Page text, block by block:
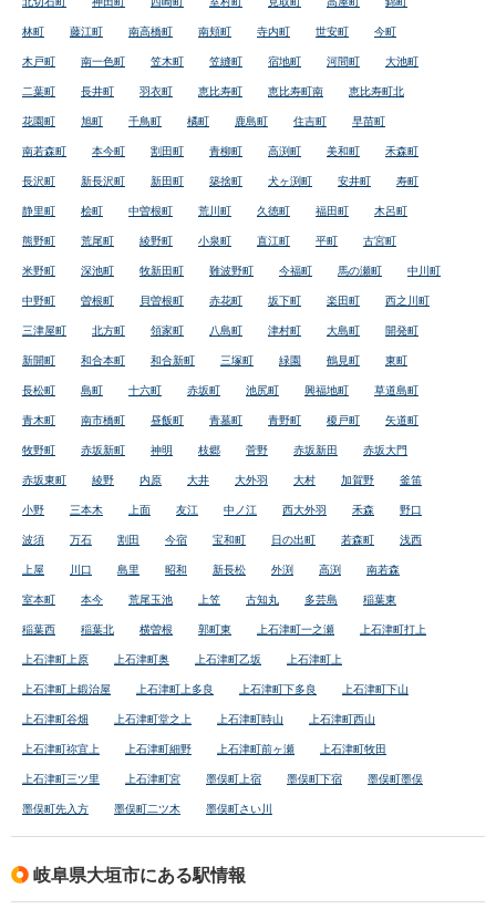
林町 藤江町 南高橋町 南頬町 寺内町 世安町 今町
木戸町 南一色町 笠木町 笠縫町 宿地町 河間町 大池町
二葉町 長井町 羽衣町 恵比寿町 恵比寿町南 恵比寿町北
花園町 旭町 千鳥町 橘町 鹿島町 住吉町 早苗町
南若森町 本今町 割田町 青柳町 高渕町 美和町 禾森町
長沢町 新長沢町 新田町 築捨町 犬ヶ渕町 安井町 寿町
静里町 桧町 中曽根町 荒川町 久徳町 福田町 木呂町
熊野町 荒尾町 綾野町 小泉町 直江町 平町 古宮町
米野町 深池町 牧新田町 難波野町 今福町 馬の瀬町 中川町
中野町 曽根町 貝曽根町 赤花町 坂下町 楽田町 西之川町
三津屋町 北方町 領家町 八島町 津村町 大島町 開発町
新開町 和合本町 和合新町 三塚町 緑園 鶴見町 東町
長松町 島町 十六町 赤坂町 池尻町 興福地町 草道島町
青木町 南市橋町 昼飯町 青墓町 青野町 榎戸町 矢道町
牧野町 赤坂新町 神明 枝郷 菅野 赤坂新田 赤坂大門
赤坂東町 綾野 内原 大井 大外羽 大村 加賀野 釜笛
小野 三本木 上面 友江 中ノ江 西大外羽 禾森 野口
波須 万石 割田 今宿 宝和町 日の出町 若森町 浅西
上屋 川口 島里 昭和 新長松 外渕 高渕 南若森
室本町 本今 荒尾玉池 上笠 古知丸 多芸島 稲葉東
稲葉西 稲葉北 横曽根 郭町東 上石津町一之瀬 上石津町打上
上石津町上原 上石津町奥 上石津町乙坂 上石津町上
上石津町上鍛治屋 上石津町上多良 上石津町下多良 上石津町下山
上石津町谷畑 上石津町堂之上 上石津町時山 上石津町西山
上石津町祢宜上 上石津町細野 上石津町前ヶ瀬 上石津町牧田
上石津町三ツ里 上石津町宮 墨俣町上宿 墨俣町下宿 墨俣町墨俣
墨俣町先入方 墨俣町二ツ木 墨俣町さい川
岐阜県大垣市にある駅情報